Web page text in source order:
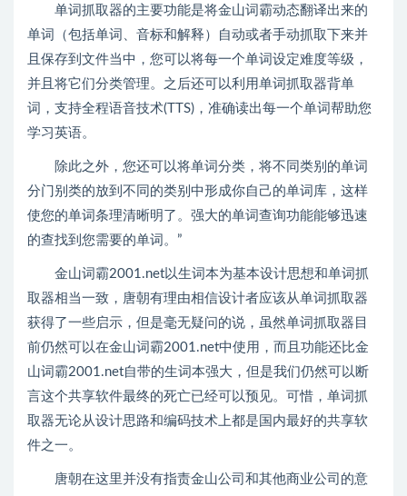
单词抓取器的主要功能是将金山词霸动态翻译出来的
单词（包括单词、音标和解释）自动或者手动抓取下来并
且保存到文件当中，您可以将每一个单词设定难度等级，
并且将它们分类管理。之后还可以利用单词抓取器背单
词，支持全程语音技术(TTS)，准确读出每一个单词帮助您
学习英语。
除此之外，您还可以将单词分类，将不同类别的单词
分门别类的放到不同的类别中形成你自己的单词库，这样
使您的单词条理清晰明了。强大的单词查询功能能够迅速
的查找到您需要的单词。”
金山词霸2001.net以生词本为基本设计思想和单词抓
取器相当一致，唐朝有理由相信设计者应该从单词抓取器
获得了一些启示，但是毫无疑问的说，虽然单词抓取器目
前仍然可以在金山词霸2001.net中使用，而且功能还比金
山词霸2001.net自带的生词本强大，但是我们仍然可以断
言这个共享软件最终的死亡已经可以预见。可惜，单词抓
取器无论从设计思路和编码技术上都是国内最好的共享软
件之一。
唐朝在这里并没有指责金山公司和其他商业公司的意